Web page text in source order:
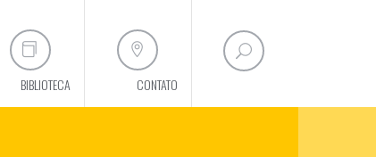
BIBLIOTECA CONTATO